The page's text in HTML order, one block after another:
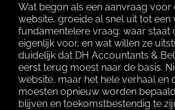
Wat begon als een aanvraag voor
website, groeide al snel uit tot een
fundamentelere vraag: waar staat
eigenlijk voor, en wat willen ze
duidelijk dat DH Accountants &
eerst terug moest naar de basis.
website, maar het hele verhaal en
moesten opnieuw worden
blijven en toekomstbestendig te